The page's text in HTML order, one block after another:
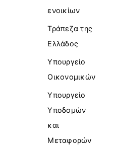
ενοικίων
Τράπεζα της
Ελλάδος
Υπουργείο
Οικονομικών
Υπουργείο
Υποδομών
και
Μεταφορών